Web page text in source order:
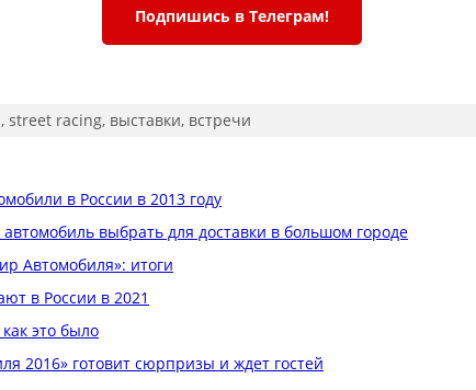
Подпишись в Телеграм!
street racing, выставки, встречи
в России в 2013 году
автомобиль выбрать для доставки в большом городе
Автомобиля»: итоги
в России в 2021
это было
2016» готовит сюрпризы и ждет гостей